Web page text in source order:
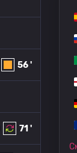
56 '
71 '